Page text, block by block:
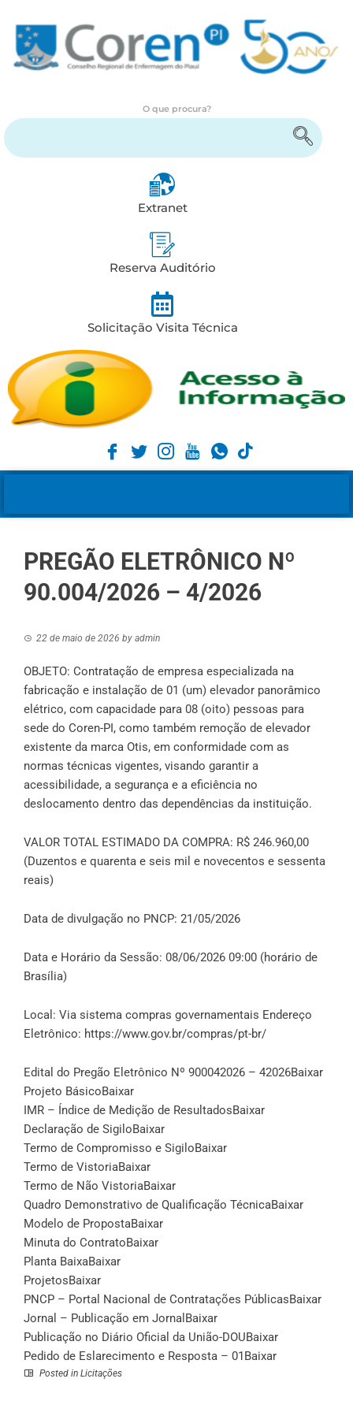
O que procura?
Extranet
Reserva Auditório
Solicitação Visita Técnica
PREGÃO ELETRÔNICO Nº
90.004/2026 – 4/2026
22 de maio de 2026 by admin
OBJETO: Contratação de empresa especializada na
fabricação e instalação de 01 (um) elevador panorâmico
elétrico, com capacidade para 08 (oito) pessoas para
sede do Coren-PI, como também remoção de elevador
existente da marca Otis, em conformidade com as
normas técnicas vigentes, visando garantir a
acessibilidade, a segurança e a eficiência no
deslocamento dentro das dependências da instituição.
VALOR TOTAL ESTIMADO DA COMPRA: R$ 246.960,00
(Duzentos e quarenta e seis mil e novecentos e sessenta
reais)
Data de divulgação no PNCP: 21/05/2026
Data e Horário da Sessão: 08/06/2026 09:00 (horário de
Brasília)
Local: Via sistema compras governamentais Endereço
Eletrônico: https://www.gov.br/compras/pt-br/
Edital do Pregão Eletrônico Nº 900042026 – 42026Baixar
Projeto BásicoBaixar
IMR – Índice de Medição de ResultadosBaixar
Declaração de SigiloBaixar
Termo de Compromisso e SigiloBaixar
Termo de VistoriaBaixar
Termo de Não VistoriaBaixar
Quadro Demonstrativo de Qualificação TécnicaBaixar
Modelo de PropostaBaixar
Minuta do ContratoBaixar
Planta BaixaBaixar
ProjetosBaixar
PNCP – Portal Nacional de Contratações PúblicasBaixar
Jornal – Publicação em Jornal Baixar
Publicação no Diário Oficial da União-DOUBaixar
Pedido de Eslarecimento e Resposta – 01Baixar
Posted in Licitações